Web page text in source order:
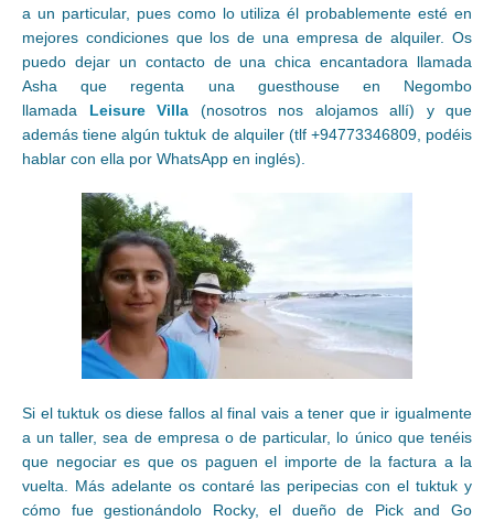
a un particular, pues como lo utiliza él probablemente esté en
mejores condiciones que los de una empresa de alquiler. Os
puedo dejar un contacto de una chica encantadora llamada
Asha que regenta una guesthouse en Negombo
llamada Leisure Villa (nosotros nos alojamos allí) y que
además tiene algún tuktuk de alquiler (tlf +94773346809, podéis
hablar con ella por WhatsApp en inglés).
Si el tuktuk os diese fallos al final vais a tener que ir igualmente
a un taller, sea de empresa o de particular, lo único que tenéis
que negociar es que os paguen el importe de la factura a la
vuelta. Más adelante os contaré las peripecias con el tuktuk y
cómo fue gestionándolo Rocky, el dueño de Pick and Go